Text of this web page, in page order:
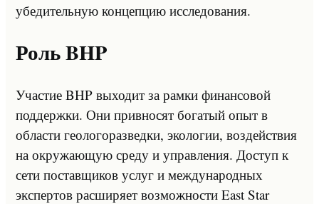
убедительную концепцию исследования.
Роль BHP
Участие BHP выходит за рамки финансовой
поддержки. Они привносят богатый опыт в
области геологоразведки, экологии, воздействия
на окружающую среду и управления. Доступ к
сети поставщиков услуг и международных
экспертов расширяет возможности East Star